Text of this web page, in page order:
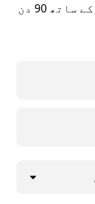
گھومیں پھریںمہوا۔ یا Uber ریزرو کے ساتھ 90 دن